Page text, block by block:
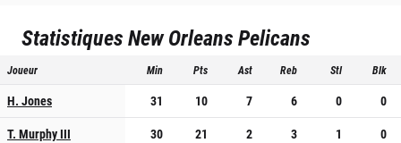
StatistiquesNew Orleans Pelicans
Joueur Min Pts Ast Reb Stl Blk
H. Jones 31 10 7 6 0
0
T. Murphy III
30 21 2 3 1
0